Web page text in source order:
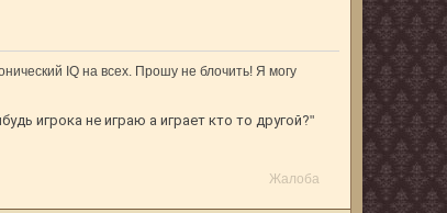
IQ на всех. Прошу не блочить! Я могу
игрока не играю а играет кто то другой?"
Жалоба